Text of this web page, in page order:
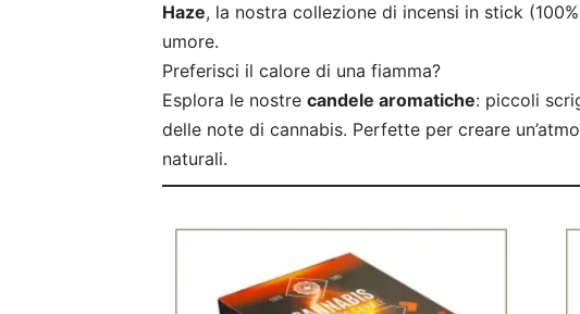
Haze, la nostra collezione di incensi in stick
umore.
Preferisci il calore di una fiamma?
Esplora le nostrecandele aromatiche: piccoli
delle note di cannabis. Perfette per creare
naturali.